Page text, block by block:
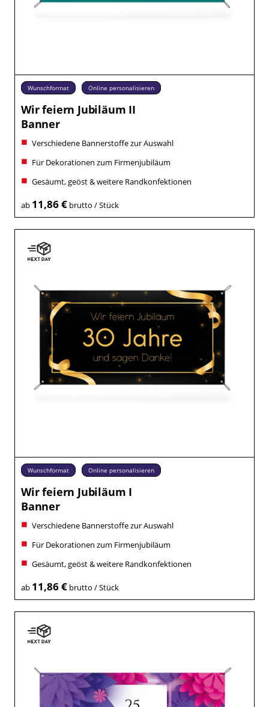
Wunschformat Online personalisieren
Wir feiern Jubiläum II
Banner
Verschiedene Bannerstoffe zur Auswahl
Für Dekorationen zum Firmenjubiläum
Gesäumt, geöst & weitere Randkonfektionen
ab 11,86 €brutto / Stück
Wunschformat Online personalisieren
Wir feiern Jubiläum I
Banner
Verschiedene Bannerstoffe zur Auswahl
Für Dekorationen zum Firmenjubiläum
Gesäumt, geöst & weitere Randkonfektionen
ab 11,86 €brutto / Stück